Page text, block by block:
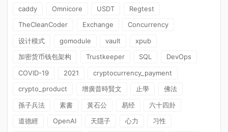
caddy
Omnicore USDT
Regtest
TheCleanCoder
Exchange
Concurrency
设计模式
gomodule vault
xpub
加密货币钱包架构
Trustkeeper SQL
DevOps
COVID-19
2021
cryptocurrency_payment
crypto_product
增廣昔時賢文 止學
佛法
孫子兵法
素書 黃石公 易经
六十四卦
道德經
OpenAI 天隱子 心力
习性